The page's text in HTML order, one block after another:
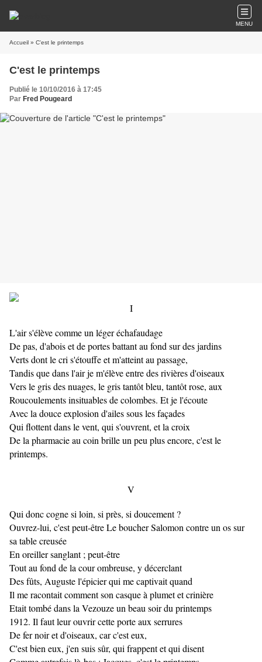
MENU
Accueil » C'est le printemps
C'est le printemps
Publié le 10/10/2016 à 17:45
Par Fred Pougeard
I
L'air s'élève comme un léger échafaudage
De pas, d'abois et de portes battant au fond sur des jardins
Verts dont le cri s'étouffe et m'atteint au passage,
Tandis que dans l'air je m'élève entre des rivières d'oiseaux
Vers le gris des nuages, le gris tantôt bleu, tantôt rose, aux
Roucoulements insituables de colombes. Et je l'écoute
Avec la douce explosion d'ailes sous les façades
Qui flottent dans le vent, qui s'ouvrent, et la croix
De la pharmacie au coin brille un peu plus encore, c'est le
printemps.
V
Qui donc cogne si loin, si près, si doucement ?
Ouvrez-lui, c'est peut-être Le boucher Salomon contre un os sur
sa table creusée
En oreiller sanglant ; peut-être
Tout au fond de la cour ombreuse, y décerclant
Des fûts, Auguste l'épicier qui me captivait quand
Il me racontait comment son casque à plumet et crinière
Etait tombé dans la Vezouze un beau soir du printemps
1912. Il faut leur ouvrir cette porte aux serrures
De fer noir et d'oiseaux, car c'est eux,
C'est bien eux, j'en suis sûr, qui frappent et qui disent